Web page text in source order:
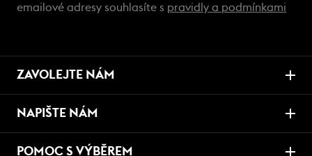
emailové adresy souhlasíte s pravidly a podmínkami
ZAVOLEJTE NÁM
NAPIŠTE NÁM
POMOC S VÝBĚREM